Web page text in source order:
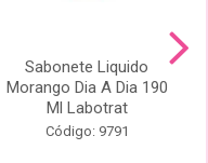
Sabonete Liquido
Morango Dia A Dia 190
Ml Labotrat
Código: 9791